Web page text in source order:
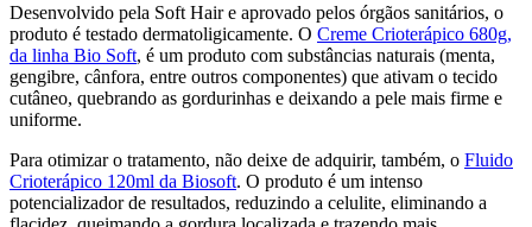
Desenvolvido pela Soft Hair e aprovado pelos órgãos sanitários, o
produto é testado dermatoligicamente. O Creme Crioterápico 680g,
da linha Bio Soft, é um produto com substâncias naturais (menta,
gengibre, cânfora, entre outros componentes) que ativam o tecido
cutâneo, quebrando as gordurinhas e deixando a pele mais firme e
uniforme.
Para otimizar o tratamento, não deixe de adquirir, também, o Fluido
Crioterápico 120ml da Biosoft. O produto é um intenso
potencializador de resultados, reduzindo a celulite, eliminando a